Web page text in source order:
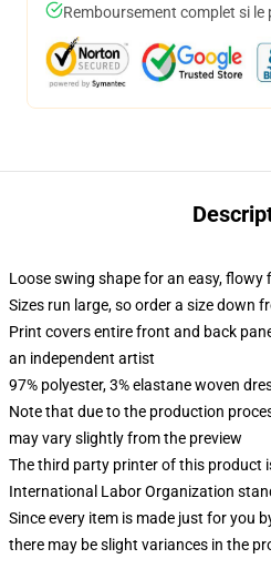
Remboursement complet si le
Loose swing shape for an easy, flowy
Sizes run large, so order a size down
Print covers entire front and back
an independent artist
97% polyester, 3% elastane woven
Note that due to the production
may vary slightly from the preview
The third party printer of this product
International Labor Organization
Since every item is made just for you
there may be slight variances in the